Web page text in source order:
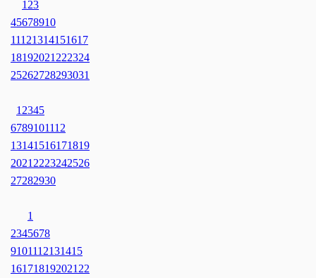
1 23
45678910
11121314151617
18192021 222324
25262728293031
1 2345
6789101112
13141516171819
2021 2223242526
27282930
1
2345678
9101112131415
161718192021 22